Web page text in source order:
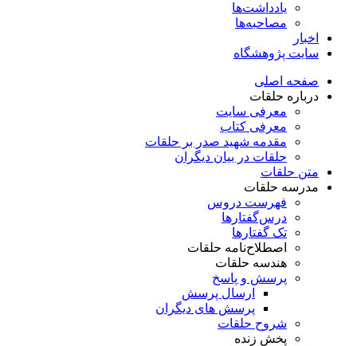
یادداشت‌ها
مصاحبه‌ها
اخبار
سایت پژوهشگاه
صفحه اصلی
درباره حلقات
معرفی سایت
معرفی کتاب
مقدمه شهید صدر بر حلقات
حلقات در بیان دیگران
متن حلقات
مدرسه حلقات
فهرست دروس
درس‌گفتار‌ها
تک گفتارها
اصطلاح‌نامه حلقات
هندسه حلقات
پرسش و پاسخ
ارسال پرسش
پرسش های دیگران
شروح حلقات
پخش زنده